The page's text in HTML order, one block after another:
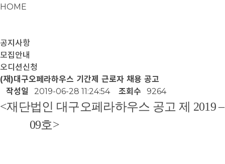
HOME
공지사항
모집안내
오디션신청
(재)대구오페라하우스 기간제 근로자 채용 공고
작성일
2019-06-28 11:24:54 조회수 9264
<재단법인 대구오페라하우스 공고 제 2019–
09호>